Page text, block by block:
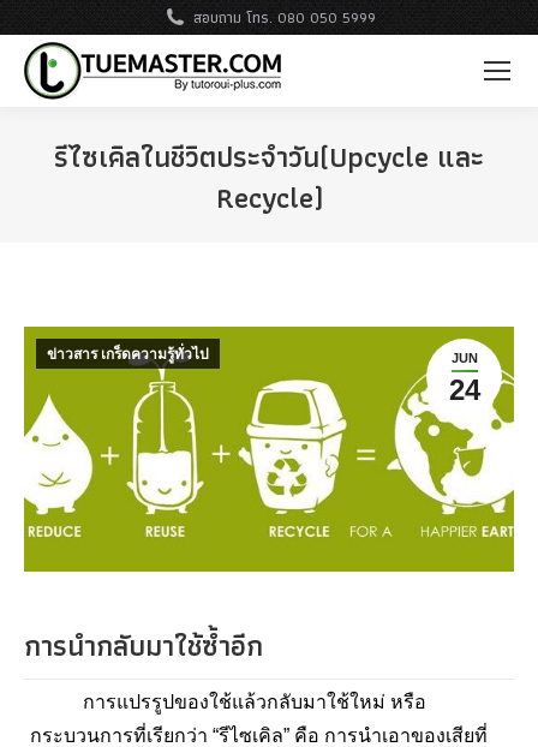
สอบถาม โทร. 080 050 5999
รีไซเคิลในชีวิตประจำวัน(Upcycle และ
Recycle)
JUN
24
ข่าวสาร เกร็ดความรู้ทั่วไป
การนำกลับมาใช้ซ้ำอีก
การแปรรูปของใช้แล้วกลับมาใช้ใหม่ หรือ
กระบวนการที่เรียกว่า “รีไซเคิล” คือ การนำเอาของเสียที่